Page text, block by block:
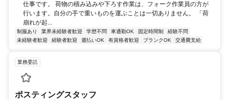
仕事です。 荷物の積み込みや下ろす作業は、フォーク作業員の方が
行います。自分の手で重いものを運ぶことは一切ありません。 「荷
崩れが起...
制服あり 業界未経験者歓迎 学歴不問 車通勤OK 固定時間制
経験不問
未経験者歓迎
経験者歓迎 週払いOK 有資格者歓迎 ブランクOK 交通費支給
業務委託
ポスティングスタッフ